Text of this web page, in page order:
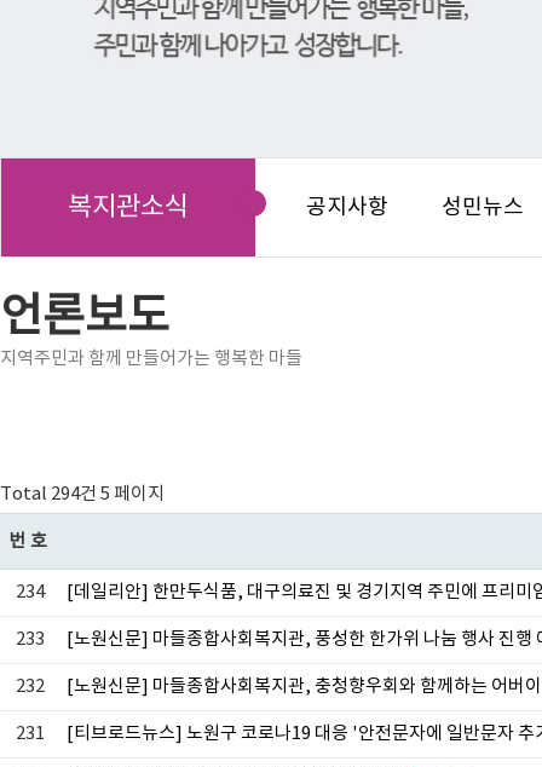
복지관소식 공지사항 성민뉴스
언론보도
지역주민과 함께 만들어가는 행복한 마들
Total 294건 5 페이지
번호
234 [데일리안] 한만두식품, 대구의료진 및 경기지역 주민에 프리미
233 [노원신문] 마들종합사회복지관, 풍성한 한가위 나눔 행사 진행
232 [노원신문] 마들종합사회복지관, 충청향우회와 함께하는 어버
231 [티브로드뉴스] 노원구 코로나19 대응 '안전문자에 일반문자